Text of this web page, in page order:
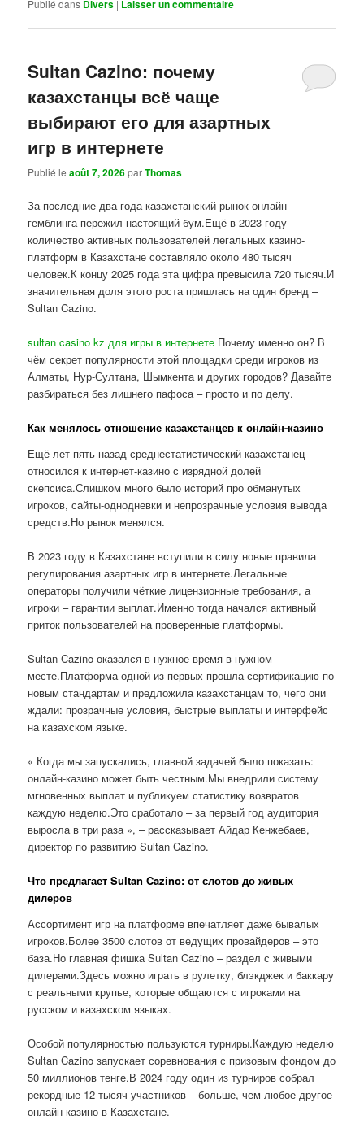
Publié dans Divers | Laisser un commentaire
Sultan Cazino: почему
казахстанцы всё чаще
выбирают его для азартных
игр в интернете
Publié leaoût 7, 2026parThomas
За последние два года казахстанский рынок онлайн-
гемблинга пережил настоящий бум.Ещё в 2023 году
количество активных пользователей легальных казино-
платформ в Казахстане составляло около 480 тысяч
человек.К концу 2025 года эта цифра превысила 720 тысяч.И
значительная доля этого роста пришлась на один бренд –
Sultan Cazino.
sultan casino kz для игры в интернете Почему именно он? В
чём секрет популярности этой площадки среди игроков из
Алматы, Нур-Султана, Шымкента и других городов? Давайте
разбираться без лишнего пафоса – просто и по делу.
Как менялось отношение казахстанцев к онлайн-казино
Ещё лет пять назад среднестатистический казахстанец
относился к интернет-казино с изрядной долей
скепсиса.Слишком много было историй про обманутых
игроков, сайты-однодневки и непрозрачные условия вывода
средств.Но рынок менялся.
В 2023 году в Казахстане вступили в силу новые правила
регулирования азартных игр в интернете.Легальные
операторы получили чёткие лицензионные требования, а
игроки – гарантии выплат.Именно тогда начался активный
приток пользователей на проверенные платформы.
Sultan Cazino оказался в нужное время в нужном
месте.Платформа одной из первых прошла сертификацию по
новым стандартам и предложила казахстанцам то, чего они
ждали: прозрачные условия, быстрые выплаты и интерфейс
на казахском языке.
« Когда мы запускались, главной задачей было показать:
онлайн-казино может быть честным.Мы внедрили систему
мгновенных выплат и публикуем статистику возвратов
каждую неделю.Это сработало – за первый год аудитория
выросла в три раза », – рассказывает Айдар Кенжебаев,
директор по развитию Sultan Cazino.
Что предлагает Sultan Cazino: от слотов до живых
дилеров
Ассортимент игр на платформе впечатляет даже бывалых
игроков.Более 3500 слотов от ведущих провайдеров – это
база.Но главная фишка Sultan Cazino – раздел с живыми
дилерами.Здесь можно играть в рулетку, блэкджек и баккару
с реальными крупье, которые общаются с игроками на
русском и казахском языках.
Особой популярностью пользуются турниры.Каждую неделю
Sultan Cazino запускает соревнования с призовым фондом до
50 миллионов тенге.В 2024 году один из турниров собрал
рекордные 12 тысяч участников – больше, чем любое другое
онлайн-казино в Казахстане.